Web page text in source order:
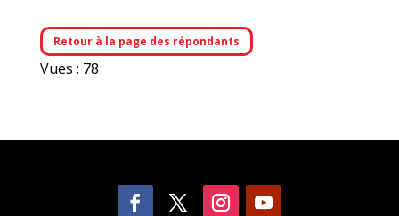
Retour à la page des répondants
Vues : 78